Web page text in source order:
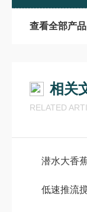
查看全部产品
相关
RELATED
潜水大香蕉黄色电影行业
低速推流